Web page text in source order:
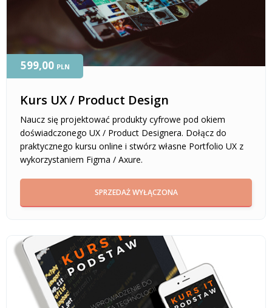
Kurs UX / Product Design
Naucz się projektować produkty cyfrowe pod okiem
doświadczonego UX / Product Designera. Dołącz do
praktycznego kursu online i stwórz własne Portfolio UX z
wykorzystaniem Figma / Axure.
599,00 PLN
SPRZEDAŻ WYŁĄCZONA